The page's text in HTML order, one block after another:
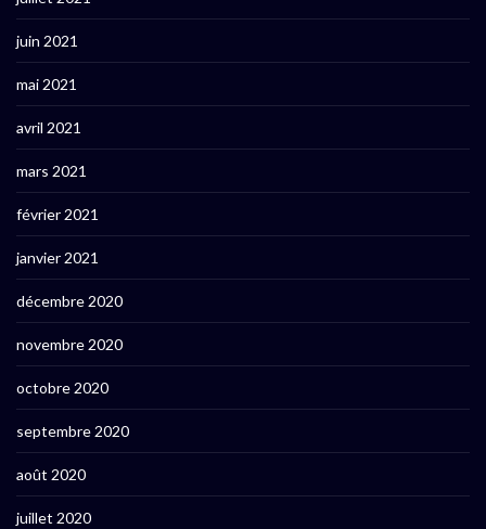
juin 2021
mai 2021
avril 2021
mars 2021
février 2021
janvier 2021
décembre 2020
novembre 2020
octobre 2020
septembre 2020
août 2020
juillet 2020